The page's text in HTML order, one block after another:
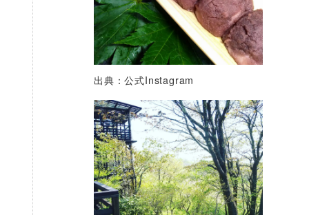
出典：公式Instagram